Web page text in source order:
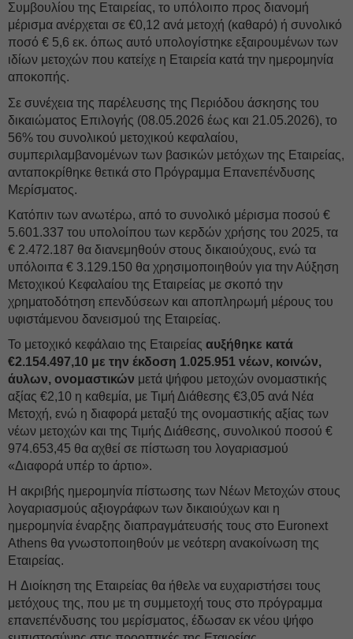
Συμβουλίου της Εταιρείας, το υπόλοιπο προς διανομή
μέρισμα ανέρχεται σε €0,12 ανά μετοχή (καθαρό) ή συνολικό
ποσό € 5,6 εκ. όπως αυτό υπολογίστηκε εξαιρουμένων των
ιδίων μετοχών που κατείχε η Εταιρεία κατά την ημερομηνία
αποκοπής.
Σε συνέχεια της παρέλευσης της Περιόδου άσκησης του
δικαιώματος Επιλογής (08.05.2026 έως και 21.05.2026), το
56% του συνολικού μετοχικού κεφαλαίου,
συμπεριλαμβανομένων των βασικών μετόχων της Εταιρείας,
ανταποκρίθηκε θετικά στο Πρόγραμμα Επανεπένδυσης
Μερίσματος.
Κατόπιν των ανωτέρω, από το συνολικό μέρισμα ποσού €
5.601.337 του υπολοίπου των κερδών χρήσης του 2025, τα
€ 2.472.187 θα διανεμηθούν στους δικαιούχους, ενώ τα
υπόλοιπα € 3.129.150 θα χρησιμοποιηθούν για την Αύξηση
Μετοχικού Κεφαλαίου της Εταιρείας με σκοπό την
χρηματοδότηση επενδύσεων και αποπληρωμή μέρους του
υφιστάμενου δανεισμού της Εταιρείας.
Το μετοχικό κεφάλαιο της Εταιρείας αυξήθηκε κατά
€2.154.497,10 με την έκδοση 1.025.951 νέων, κοινών,
άυλων, ονομαστικών μετά ψήφου μετοχών ονομαστικής
αξίας €2,10 η καθεμία, με Τιμή Διάθεσης €3,05 ανά Νέα
Μετοχή, ενώ η διαφορά μεταξύ της ονομαστικής αξίας των
νέων μετοχών και της Τιμής Διάθεσης, συνολικού ποσού €
974.653,45 θα αχθεί σε πίστωση του λογαριασμού
«Διαφορά υπέρ το άρτιο».
Η ακριβής ημερομηνία πίστωσης των Nέων Μετοχών στους
λογαριασμούς αξιογράφων των δικαιούχων και η
ημερομηνία έναρξης διαπραγμάτευσής τους στο Euronext
Athens θα γνωστοποιηθούν με νεότερη ανακοίνωση της
Εταιρείας.
H Διοίκηση της Εταιρείας θα ήθελε να ευχαριστήσει τους
μετόχους της, που με τη συμμετοχή τους στο πρόγραμμα
επανεπένδυσης του μερίσματος, έδωσαν εκ νέου ψήφο